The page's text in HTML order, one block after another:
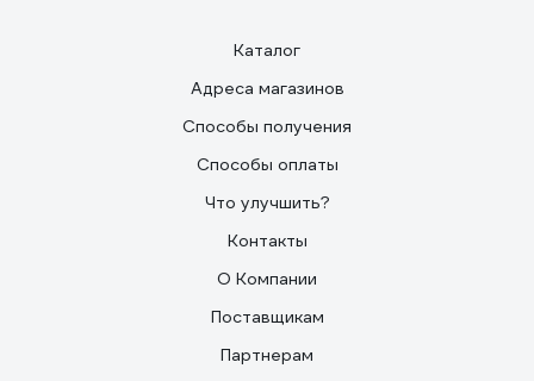
Каталог
Адреса магазинов
Способы получения
Способы оплаты
Что улучшить?
Контакты
О Компании
Поставщикам
Партнерам